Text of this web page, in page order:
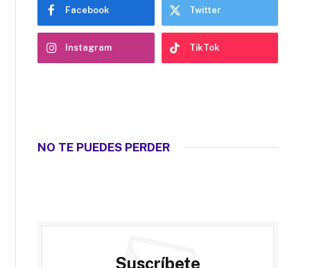
Facebook Twitter
Instagram TikTok
NO TE PUEDES PERDER
Suscríbete